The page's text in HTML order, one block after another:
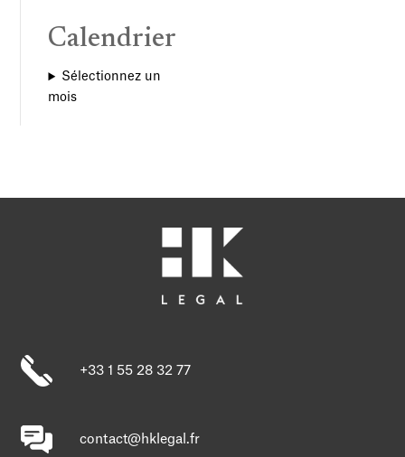
Calendrier
Sélectionnez un
mois
+33 1 55 28 32 77
contact@hklegal.fr